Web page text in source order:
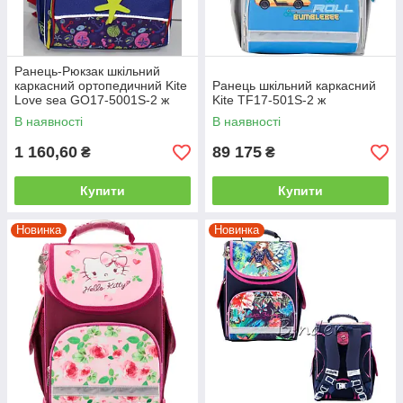
Ранець-Рюкзак шкільний
каркасний ортопедичний Kite
Love sea GO17-5001S-2 ж
В наявності
1 160,60 ₴
Купити
Ранець шкільний каркасний
Kite TF17-501S-2 ж
В наявності
89 175 ₴
Купити
Новинка Новинка